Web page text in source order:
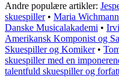
Andre populære artikler:
skuespiller• Maria
Danske Musicalakademi •
Amerikansk Komponist og
Skuespiller og Komiker•
skuespiller med en
talentfuld skuespiller og